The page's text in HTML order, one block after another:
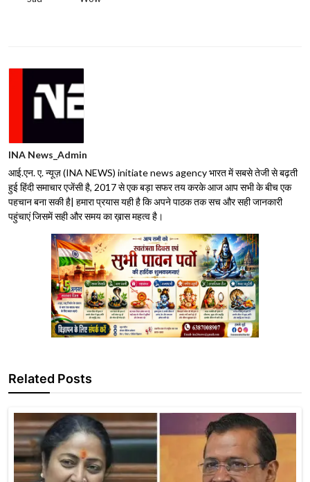
INA News_Admin
आई.एन. ए. न्यूज़ (INA NEWS) initiate news agency भारत में सबसे तेजी से बढ़ती
हुई हिंदी समाचार एजेंसी है, 2017 से एक बड़ा सफर तय करके आज आप सभी के बीच एक
पहचान बना सकी है| हमारा प्रयास यही है कि अपने पाठक तक सच और सही जानकारी
पहुंचाएं जिसमें सही और समय का ख़ास महत्व है।
Related Posts